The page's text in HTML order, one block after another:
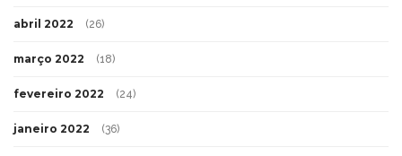
abril 2022 (26)
março 2022 (18)
fevereiro 2022 (24)
janeiro 2022 (36)